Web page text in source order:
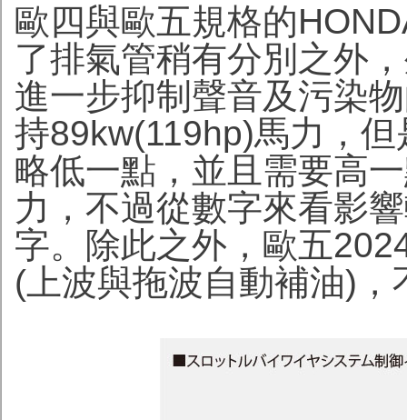
歐四與歐五規格的
了排氣管稍有分別之外
進一步抑制聲音及污染
持89kw(119hp)馬力，
略低一點，並且需要高
力，不過從數字來看影
字。除此之外，歐五
(上波與拖波自動補油)，